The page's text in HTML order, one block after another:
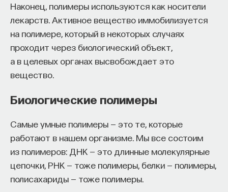
Наконец, полимеры используются как носители
лекарств. Активное вещество иммобилизуется
на полимере, который в некоторых случаях
проходит через биологический объект,
а в целевых органах высвобождает это
вещество.
Биологические полимеры
Самые умные полимеры — это те, которые
работают в нашем организме. Мы все состоим
из полимеров: ДНК — это длинные молекулярные
цепочки, РНК — тоже полимеры, белки — полимеры,
полисахариды — тоже полимеры.
характерными последовательностями
нуклеотидов. Кроме того, из-за механизма
встройки они ограничены в ДНК с обоих краев
короткими прямыми повторами —
специфическими нуклеотидными
последовательностями для интеграции вируса
в геном.
ретровирусы могут составлять от 7 до 9%
генома позвоночных . Чаще всего такой
генетический материал оказывается «мусорным»
и не приносит ни пользы, ни вреда. Это связано
с тем, что у клеток есть механизмы защиты